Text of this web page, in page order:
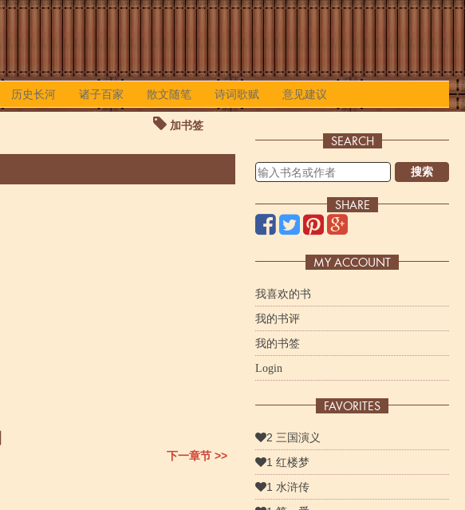
历史长河 诸子百家 散文随笔 诗词歌赋 意见建议
加书签
下一章节 >>
SEARCH
搜索
SHARE
MY ACCOUNT
我喜欢的书
我的书评
我的书签
Login
FAVORITES
2 三国演义
1 红楼梦
1 水浒传